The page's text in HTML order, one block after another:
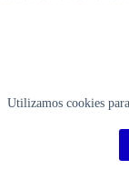
Utilizamos cookies
Copyright Barbosa